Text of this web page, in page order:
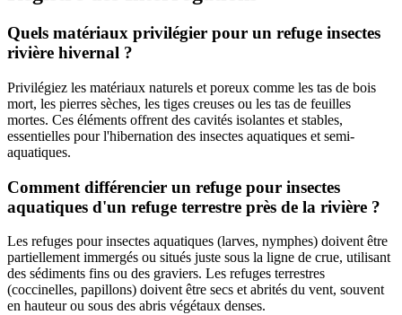
Quels matériaux privilégier pour un refuge insectes
rivière hivernal ?
Privilégiez les matériaux naturels et poreux comme les tas de bois
mort, les pierres sèches, les tiges creuses ou les tas de feuilles
mortes. Ces éléments offrent des cavités isolantes et stables,
essentielles pour l'hibernation des insectes aquatiques et semi-
aquatiques.
Comment différencier un refuge pour insectes
aquatiques d'un refuge terrestre près de la rivière ?
Les refuges pour insectes aquatiques (larves, nymphes) doivent être
partiellement immergés ou situés juste sous la ligne de crue, utilisant
des sédiments fins ou des graviers. Les refuges terrestres
(coccinelles, papillons) doivent être secs et abrités du vent, souvent
en hauteur ou sous des abris végétaux denses.